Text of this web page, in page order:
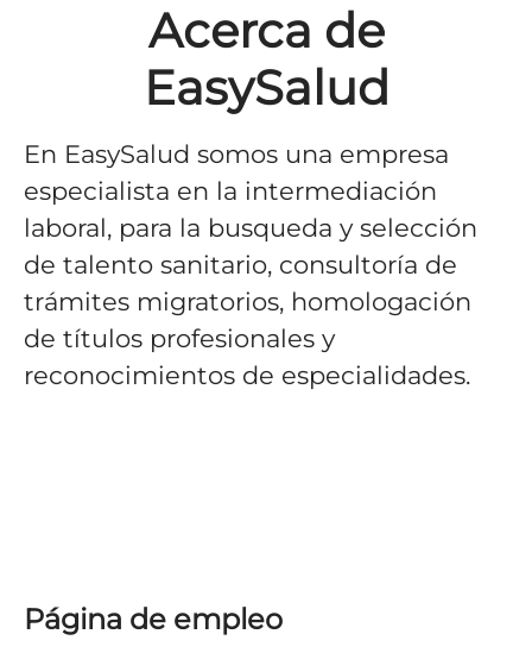
Acerca de
EasySalud
En EasySalud somos una empresa
especialista en la intermediación
laboral, para la busqueda y selección
de talento sanitario, consultoría de
trámites migratorios, homologación
de títulos profesionales y
reconocimientos de especialidades.
Página de empleo